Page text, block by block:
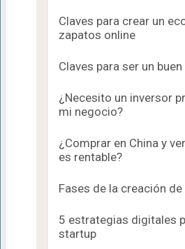
Claves para crear un
zapatos online
Claves para ser un
¿Necesito un inversor
mi negocio?
¿Comprar en China y
es rentable?
Fases de la creación
5 estrategias digitales
startup